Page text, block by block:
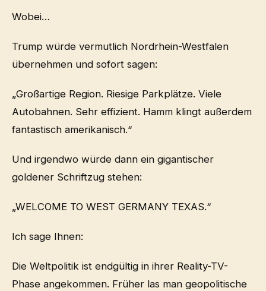
Wobei…
Trump würde vermutlich Nordrhein-Westfalen
übernehmen und sofort sagen:
„Großartige Region. Riesige Parkplätze. Viele
Autobahnen. Sehr effizient. Hamm klingt außerdem
fantastisch amerikanisch.“
Und irgendwo würde dann ein gigantischer
goldener Schriftzug stehen:
„WELCOME TO WEST GERMANY TEXAS.“
Ich sage Ihnen:
Die Weltpolitik ist endgültig in ihrer Reality-TV-
Phase angekommen. Früher las man geopolitische